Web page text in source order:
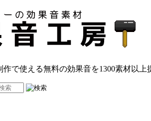
作で使える無料の効果音を1300素材以上